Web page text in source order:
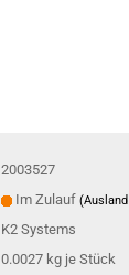
2003527
Im Zulauf
K2 Systems
0.0027 kg je Stück